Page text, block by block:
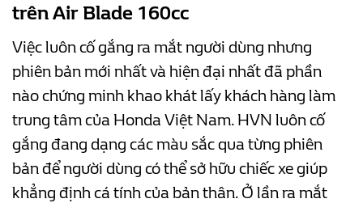
trên Air Blade 160cc
Việc luôn cố gắng ra mắt người dùng nhưng
phiên bản mới nhất và hiện đại nhất đã phần
nào chứng minh khao khát lấy khách hàng làm
trung tâm của Honda Việt Nam. HVN luôn cố
gắng đang dạng các màu sắc qua từng phiên
bản để người dùng có thể sở hữu chiếc xe giúp
khẳng định cá tính của bản thân. Ở lần ra mắt